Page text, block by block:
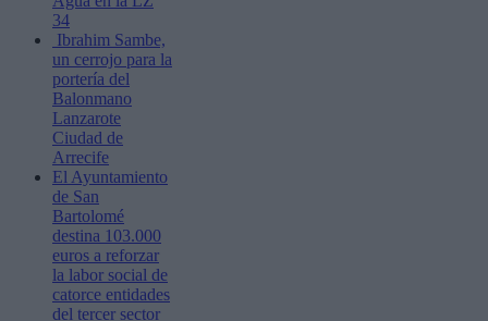
34
Ibrahim Sambe,
un cerrojo para la
portería del
Balonmano
Lanzarote
Ciudad de
Arrecife
El Ayuntamiento
de San
Bartolomé
destina 103.000
euros a reforzar
la labor social de
catorce entidades
del tercer sector